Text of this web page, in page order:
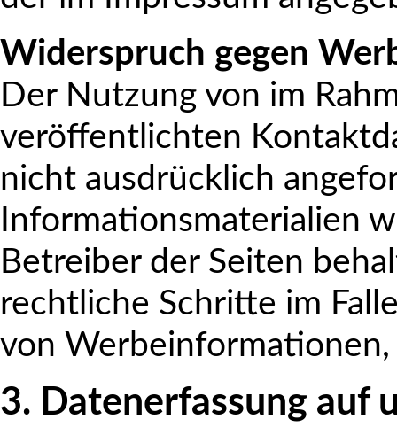
Widerspruch gegen
Der Nutzung von im
veröffentlichten
nicht ausdrücklich
Informationsmaterialien
Betreiber der Seiten
rechtliche Schritte im
von Werbeinformationen,
3. Datenerfassung auf